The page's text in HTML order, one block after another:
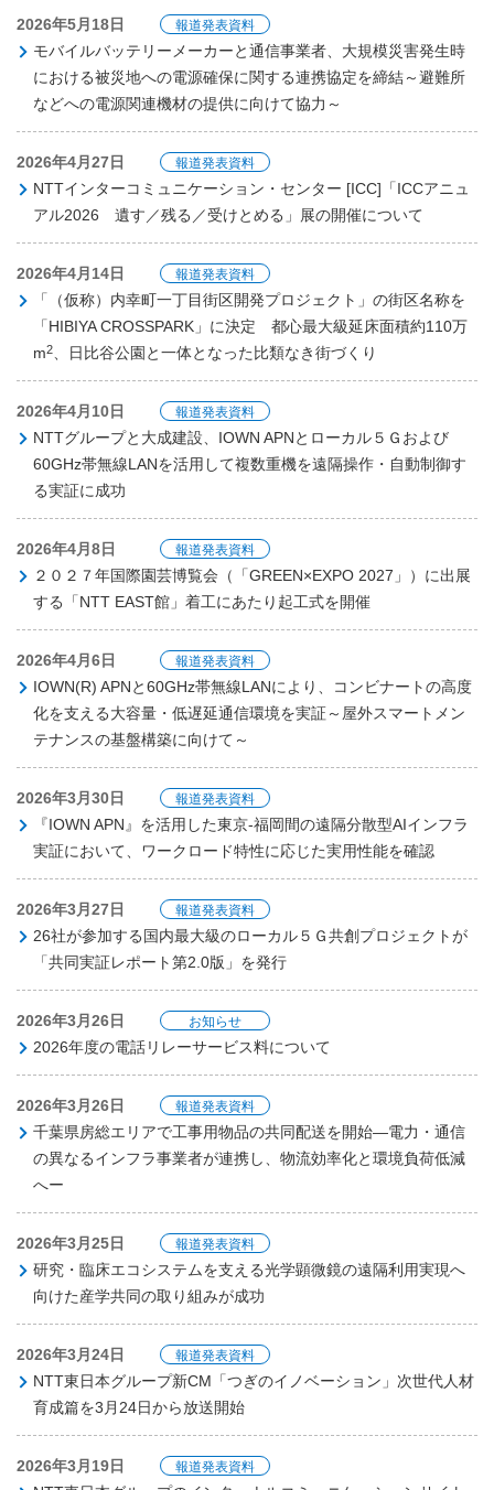
2026年5月18日 報道発表資料
モバイルバッテリーメーカーと通信事業者、大規模災害発生時
における被災地への電源確保に関する連携協定を締結～避難所
などへの電源関連機材の提供に向けて協力～
2026年4月27日 報道発表資料
NTTインターコミュニケーション・センター [ICC]「ICCアニュ
アル2026 遺す／残る／受けとめる」展の開催について
2026年4月14日 報道発表資料
「（仮称）内幸町一丁目街区開発プロジェクト」の街区名称を
「HIBIYA CROSSPARK」に決定 都心最大級延床面積約110万
m2 、日比谷公園と一体となった比類なき街づくり
2026年4月10日 報道発表資料
NTTグループと大成建設、IOWN APNとローカル５Ｇおよび
60GHz帯無線LANを活用して複数重機を遠隔操作・自動制御す
る実証に成功
2026年4月8日 報道発表資料
２０２７年国際園芸博覧会（「GREEN×EXPO 2027」）に出展
する「NTT EAST館」着工にあたり起工式を開催
2026年4月6日 報道発表資料
IOWN(R) APNと60GHz帯無線LANにより、コンビナートの高度
化を支える大容量・低遅延通信環境を実証～屋外スマートメン
テナンスの基盤構築に向けて～
2026年3月30日 報道発表資料
『IOWN APN』を活用した東京-福岡間の遠隔分散型AIインフラ
実証において、ワークロード特性に応じた実用性能を確認
2026年3月27日 報道発表資料
26社が参加する国内最大級のローカル５Ｇ共創プロジェクトが
「共同実証レポート第2.0版」を発行
2026年3月26日 お知らせ
2026年度の電話リレーサービス料について
2026年3月26日 報道発表資料
千葉県房総エリアで工事用物品の共同配送を開始―電力・通信
の異なるインフラ事業者が連携し、物流効率化と環境負荷低減
へー
2026年3月25日 報道発表資料
研究・臨床エコシステムを支える光学顕微鏡の遠隔利用実現へ
向けた産学共同の取り組みが成功
2026年3月24日 報道発表資料
NTT東日本グループ新CM「つぎのイノベーション」次世代人材
育成篇を3月24日から放送開始
2026年3月19日 報道発表資料